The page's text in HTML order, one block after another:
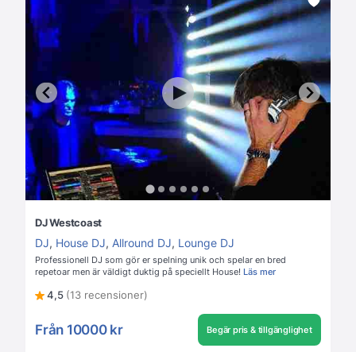
DJ Westcoast
DJ, House DJ, Allround DJ, Lounge DJ
Professionell DJ som gör er spelning unik och spelar en bred
repetoar men är väldigt duktig på speciellt House! Läs mer
4,5 (13 recensioner)
Från 10000 kr Begär pris & tillgänglighet